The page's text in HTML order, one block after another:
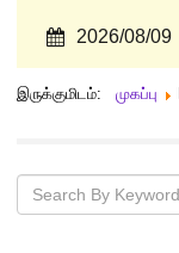
2026/08/09
இருக்குமிடம்: முகப்பு